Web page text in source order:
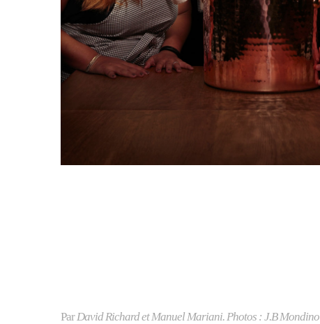
ParDavid Richard et Manuel Mariani. Photos : J.B Mondino